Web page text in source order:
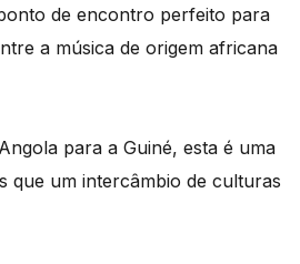
de encontro perfeito para
a música de origem africana
para a Guiné, esta é uma
que um intercâmbio de culturas